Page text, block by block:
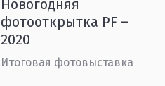
Новогодняя
фотооткрытка PF –
2020
Итоговая фотовыставка